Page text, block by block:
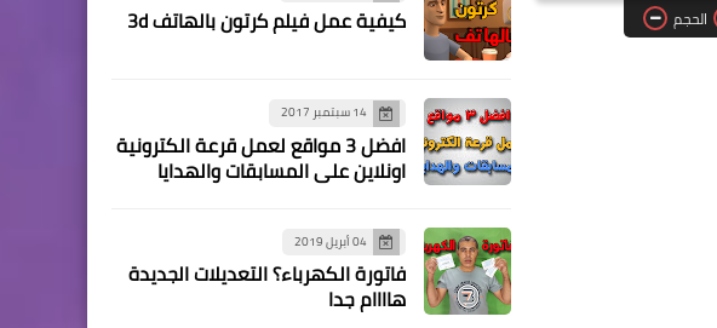
الحجم كيفية عمل فيلم كرتون بالهاتف 3d
14 سبتمبر 2017
افضل 3 مواقع لعمل قرعة الكترونية
اونلاين على المسابقات والهدايا
04 أبريل 2019
فاتورة الكهرباء؟ التعديلات الجديدة
هاااام جدا